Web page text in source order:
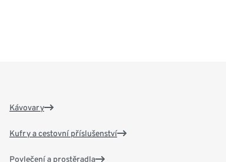
Kávovary
Kufry a cestovní příslušenství
Povlečení a prostěradla